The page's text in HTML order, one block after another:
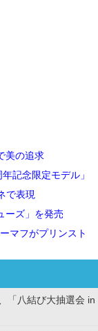
美の追求
記念限定モデル」
で表現
ーズ」を発売
マフがプリンスト
「八結び大抽選会 in